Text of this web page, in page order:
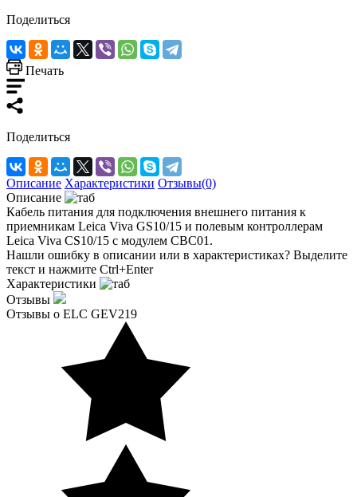
Поделиться
Печать
Поделиться
Описание Характеристики Отзывы(0)
Описание
Кабель питания для подключения внешнего питания к
приемникам Leica Viva GS10/15 и полевым контроллерам
Leica Viva CS10/15 с модулем CBC01.
Нашли ошибку в описании или в характеристиках? Выделите
текст и нажмите Ctrl+Enter
Характеристики
Отзывы
Отзывы о ELC GEV219